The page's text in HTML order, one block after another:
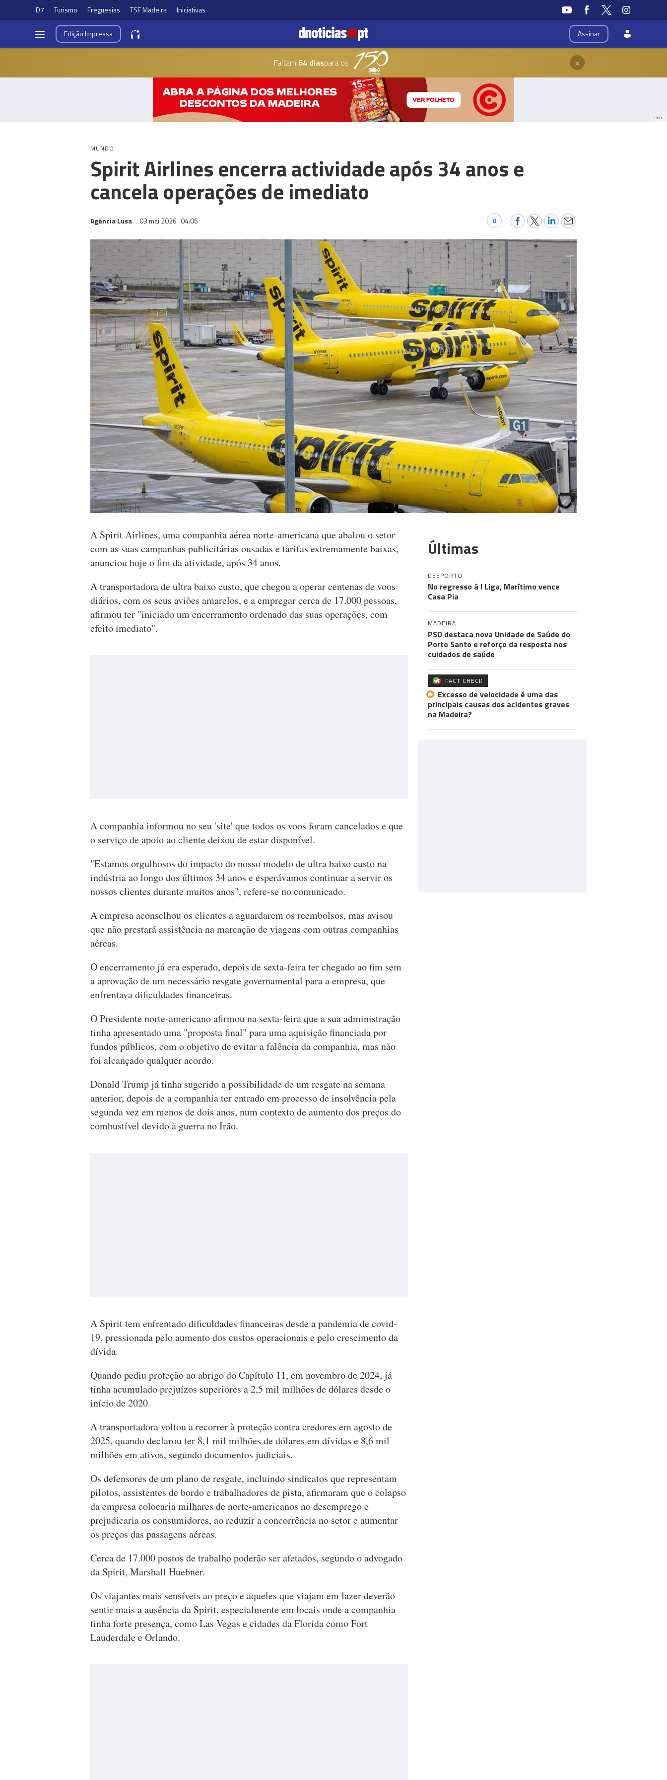
D7 Turismo Freguesias TSF Madeira Iniciativas
Assinar
EdiçãoImpressa
Faltam 64 diaspara os ×
PUB
MUNDO
Spirit Airlines encerra actividade após 34 anos e
cancela operações de imediato
Agência Lusa 03 mai 2026 04:06 0
A Spirit Airlines, uma companhia aérea norte-americana que abalou o setor
com as suas campanhas publicitárias ousadas e tarifas extremamente baixas,
anunciou hoje o fim da atividade, após 34 anos.
A transportadora de ultra baixo custo, que chegou a operar centenas de voos
diários, com os seus aviões amarelos, e a empregar cerca de 17.000 pessoas,
afirmou ter "iniciado um encerramento ordenado das suas operações, com
efeito imediato".
A companhia informou no seu 'site' que todos os voos foram cancelados e que
o serviço de apoio ao cliente deixou de estar disponível.
"Estamos orgulhosos do impacto do nosso modelo de ultra baixo custo na
indústria ao longo dos últimos 34 anos e esperávamos continuar a servir os
nossos clientes durante muitos anos", refere-se no comunicado.
A empresa aconselhou os clientes a aguardarem os reembolsos, mas avisou
que não prestará assistência na marcação de viagens com outras companhias
aéreas.
O encerramento já era esperado, depois de sexta-feira ter chegado ao fim sem
a aprovação de um necessário resgate governamental para a empresa, que
enfrentava dificuldades financeiras.
O Presidente norte-americano afirmou na sexta-feira que a sua administração
tinha apresentado uma "proposta final" para uma aquisição financiada por
fundos públicos, com o objetivo de evitar a falência da companhia, mas não
foi alcançado qualquer acordo.
Donald Trump já tinha sugerido a possibilidade de um resgate na semana
anterior, depois de a companhia ter entrado em processo de insolvência pela
segunda vez em menos de dois anos, num contexto de aumento dos preços do
combustível devido à guerra no Irão.
A Spirit tem enfrentado dificuldades financeiras desde a pandemia de covid-
19, pressionada pelo aumento dos custos operacionais e pelo crescimento da
dívida.
Quando pediu proteção ao abrigo do Capítulo 11, em novembro de 2024, já
tinha acumulado prejuízos superiores a 2,5 mil milhões de dólares desde o
início de 2020.
A transportadora voltou a recorrer à proteção contra credores em agosto de
2025, quando declarou ter 8,1 mil milhões de dólares em dívidas e 8,6 mil
milhões em ativos, segundo documentos judiciais.
Os defensores de um plano de resgate, incluindo sindicatos que representam
pilotos, assistentes de bordo e trabalhadores de pista, afirmaram que o colapso
da empresa colocaria milhares de norte-americanos no desemprego e
prejudicaria os consumidores, ao reduzir a concorrência no setor e aumentar
os preços das passagens aéreas.
Cerca de 17.000 postos de trabalho poderão ser afetados, segundo o advogado
da Spirit, Marshall Huebner.
Os viajantes mais sensíveis ao preço e aqueles que viajam em lazer deverão
sentir mais a ausência da Spirit, especialmente em locais onde a companhia
tinha forte presença, como Las Vegas e cidades da Florida como Fort
Lauderdale e Orlando.
Últimas
DESPORTO
No regresso à I Liga, Marítimo vence
Casa Pia
MADEIRA
PSD destaca nova Unidade de Saúde do
Porto Santo e reforço da resposta nos
cuidados de saúde
FACT CHECK
Excesso de velocidade é uma das
principais causas dos acidentes graves
na Madeira?